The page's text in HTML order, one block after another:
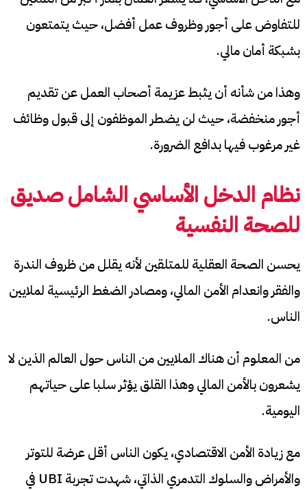
للتفاوض على أجور وظروف عمل أفضل، حيث يتمتعون
بشبكة أمان مالي.
وهذا من شأنه أن يثبط عزيمة أصحاب العمل عن تقديم
أجور منخفضة، حيث لن يضطر الموظفون إلى قبول وظائف
غير مرغوب فيها بدافع الضرورة.
نظام الدخل الأساسي الشامل صديق
للصحة النفسية
يحسن الصحة العقلية للمتلقين لأنه يقلل من ظروف الندرة
والفقر وانعدام الأمن المالي، ومصادر الضغط الرئيسية لملايين
الناس.
من المعلوم أن هناك الملايين من الناس حول العالم الذين لا
يشعرون بالأمن المالي وهذا القلق يؤثر سلبا على حياتهم
اليومية.
مع زيادة الأمن الاقتصادي، يكون الناس أقل عرضة للتوتر
والأمراض والسلوك التدمري الذاتي، شهدت تجربة UBI في